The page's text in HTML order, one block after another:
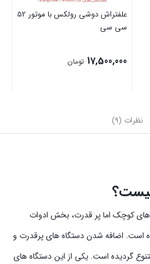
علفتراش دوشی رولکس با موتور 52
سی سی
17,500,000 تومان
نظرات (9)
های کوچک اما پر قدرت، بخش ادوات
است. اضافه شدن دستگاه های پرقدرت و
گردیده است. یکی از این دستگاه های